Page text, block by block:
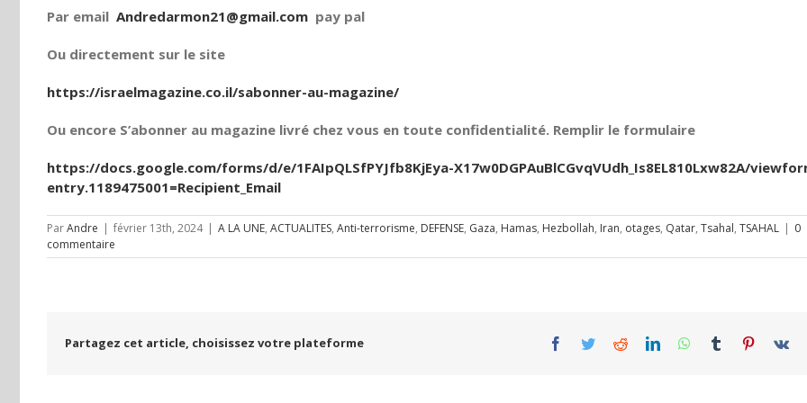
Par email Andredarmon21@gmail.com pay pal
Ou directement sur le site
https://israelmagazine.co.il/sabonner-au-magazine/
Ou encore S’abonner au magazine livré chez vous en toute confidentialité. Remplir le formulaire
https://docs.google.com/forms/d/e/1FAIpQLSfPYJfb8KjEya-X17w0DGPAuBlCGvqVUdh_Is8EL810Lxw82A/
entry.1189475001=Recipient_Email
ParAndre | février 13th, 2024 | A LA UNE, ACTUALITES, Anti-terrorisme, DEFENSE, Gaza, Hamas, Hezbollah, Iran, otages, Qatar, Tsahal, TSAHAL | 0
commentaire
Partagez cet article, choisissez votre plateforme Facebook
TwitterRedditLinkedInWhatsApp
Tumblr Pinterest
Vk